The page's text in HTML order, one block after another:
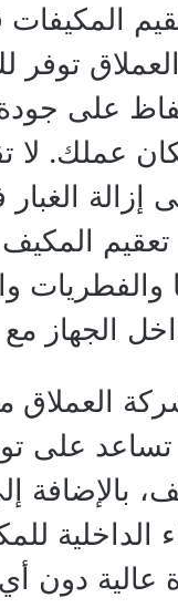
توفر
على
عملك. لا
إزالة
والفطريات
الجهاز
العملاق
تساعد على
بالإضافة
الداخلية
عالية دون